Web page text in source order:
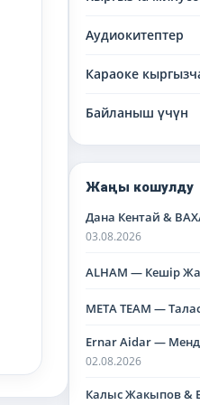
Аудиокитептер
Караоке
Байланыш үчүн
Жаңы кошулду
Дана Кентай &
03.08.2026
ALHAM — Кешір
META TEAM —
Ernar Aidar —
02.08.2026
Калыс Жакыпов &